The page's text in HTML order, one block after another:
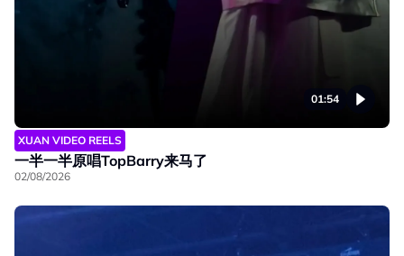
01:54
XUAN VIDEO REELS
一半一半原唱TopBarry来马了
02/08/2026